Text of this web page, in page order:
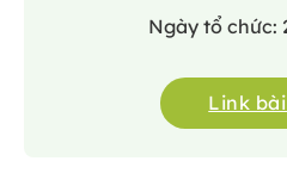
Ngày tổ chức:
Link